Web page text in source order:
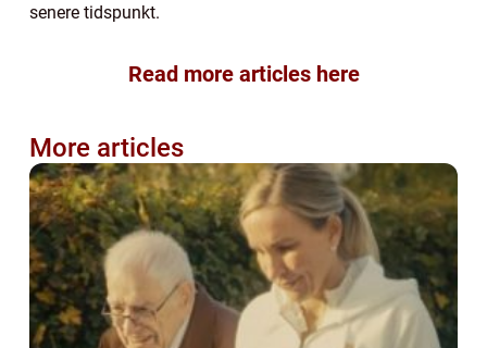
senere tidspunkt.
Read more articles here
More articles